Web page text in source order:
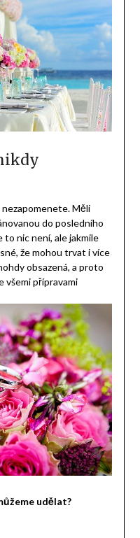
nezapomenete. Měli
do posledního
nic není, ale jakmile
že mohou trvat i více
obsazená, a proto
všemi přípravami
udělat?